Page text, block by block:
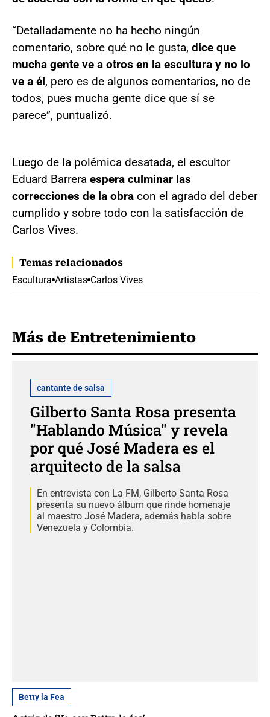
“Detalladamente no ha hecho ningún
comentario, sobre qué no le gusta, dice que
mucha gente ve a otros en la escultura y no lo
ve a él, pero es de algunos comentarios, no de
todos, pues mucha gente dice que sí se
parece”, puntualizó.
Luego de la polémica desatada, el escultor
Eduard Barrera espera culminar las
correcciones de la obra con el agrado del deber
cumplido y sobre todo con la satisfacción de
Carlos Vives.
Temas relacionados
Escultura Artistas Carlos Vives
Más de Entretenimiento
cantante de salsa
Gilberto Santa Rosa presenta
"Hablando Música" y revela
por qué José Madera es el
arquitecto de la salsa
En entrevista con La FM, Gilberto Santa Rosa
presenta su nuevo álbum que rinde homenaje
al maestro José Madera, además habla sobre
Venezuela y Colombia.
Betty la Fea